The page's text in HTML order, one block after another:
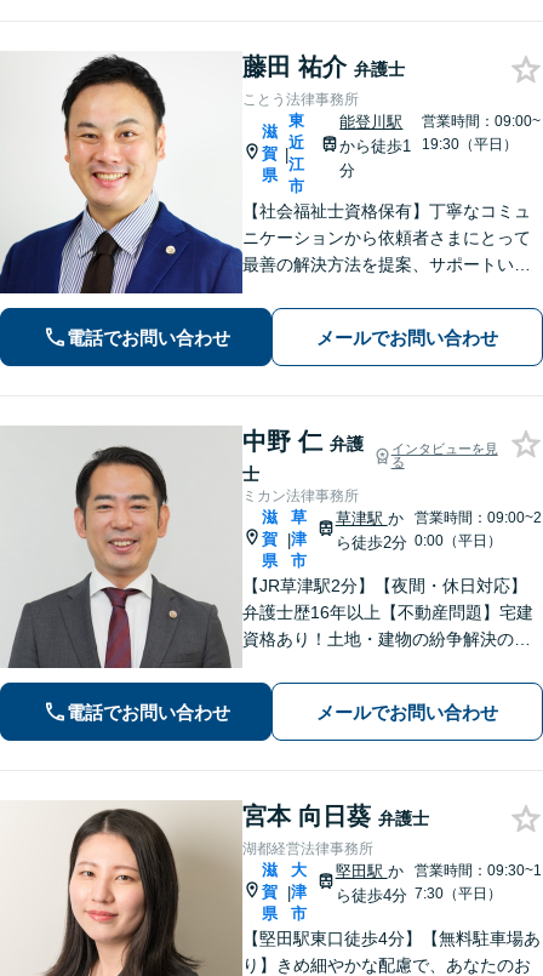
藤田 祐介 弁護士
ことう法律事務所
滋
賀
県
|
東
近
江
市
能登川駅
から徒歩1
分
営業時間：09:00~
19:30（平日）
【社会福祉士資格保有】丁寧なコミュ
ニケーションから依頼者さまにとって
最善の解決方法を提案、サポートいた
整理の実績多数。法律だけではなく、
福祉や医療と連携し垣根を超えて解決
へと導きます。【休日、夜間対応可
能】
電話でお問い合わせ メールでお問い合わせ
中野 仁 弁護
士
インタビューを見
る
ミカン法律事務所
滋
賀
県
|
草
津
市
草津駅 か
ら徒歩2分
営業時間：09:00~2
0:00（平日）
【JR草津駅2分】【夜間・休日対応】
弁護士歴16年以上【不動産問題】宅建
資格あり！土地・建物の紛争解決の経
トラブル／住宅ローン絡みの財産分与
の解決【法人破産】会社破産に注力
【相続】相続問題に関する経験多数、
遺産分割
電話でお問い合わせ メールでお問い合わせ
宮本 向日葵 弁護士
湖都経営法律事務所
滋
賀
県
|
大
津
市
堅田駅 か
ら徒歩4分
営業時間：09:30~1
7:30（平日）
【堅田駅東口徒歩4分】【無料駐車場あ
り】きめ細やかな配慮で、あなたのお